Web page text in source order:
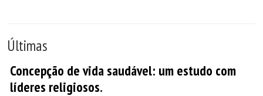
Últimas
Concepção de vida saudável: um estudo com
líderes religiosos.